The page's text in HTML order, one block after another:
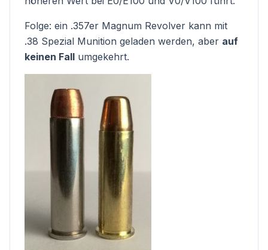
Folge: ein .357er Magnum Revolver kann mit
.38 Spezial Munition geladen werden, aber auf
keinen Fall umgekehrt.